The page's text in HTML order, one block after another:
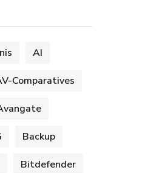
AI
Comparatives
Backup
Bitdefender